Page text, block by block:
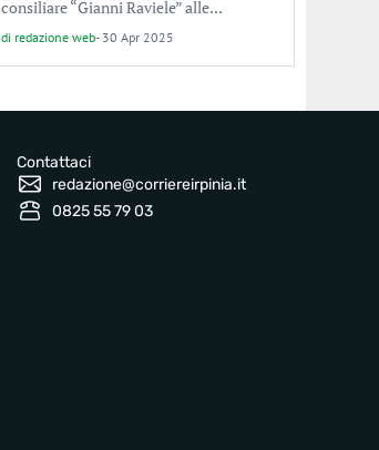
consiliare “Gianni Raviele” alle...
di redazione web- 30 Apr 2025
Contattaci
redazione@corriereirpinia.it
0825 55 79 03